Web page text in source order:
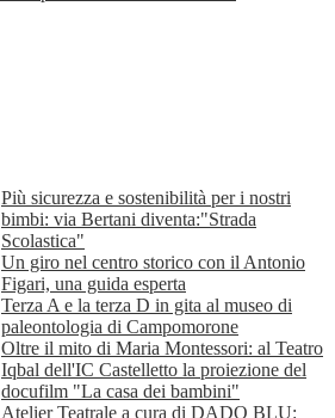
Più sicurezza e sostenibilità per i nostri
bimbi: via Bertani diventa:"Strada
Scolastica"
Un giro nel centro storico con il Antonio
Figari, una guida esperta
Terza A e la terza D in gita al museo di
paleontologia di Campomorone
Oltre il mito di Maria Montessori: al Teatro
Iqbal dell'IC Castelletto la proiezione del
docufilm "La casa dei bambini"
Atelier Teatrale a cura di DADO BLU: